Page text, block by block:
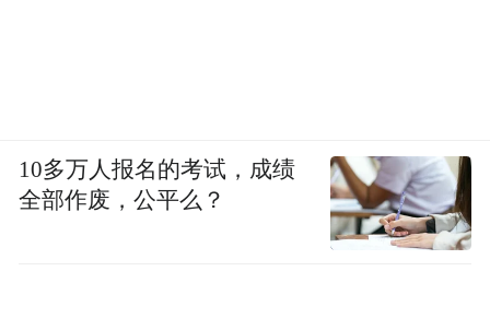
10多万人报名的考试，成绩
全部作废，公平么？